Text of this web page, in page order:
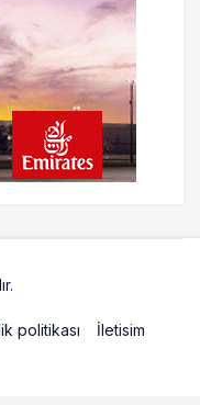
köpeklerle girdi: 3
politikası İletisim